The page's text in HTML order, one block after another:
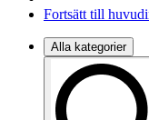
Fortsätt till
Alla kategorier